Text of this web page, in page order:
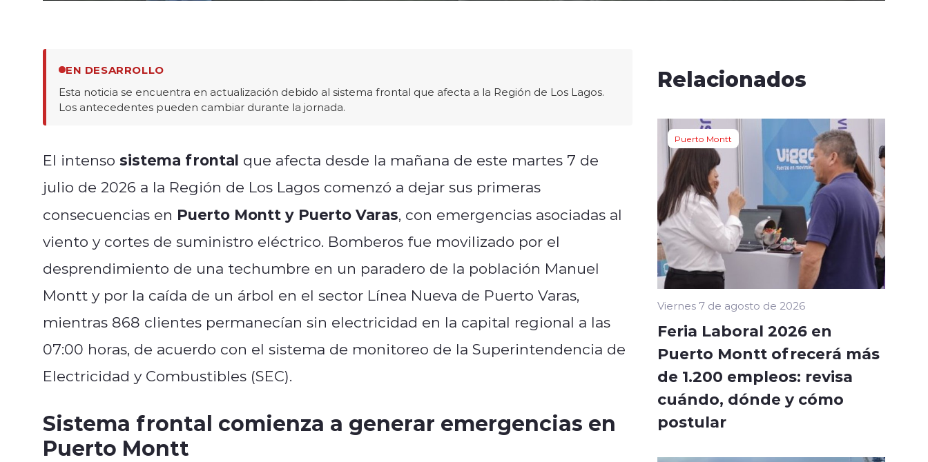
EN DESARROLLO
Esta noticia se encuentra en actualización debido al sistema frontal que afecta a la Región de Los Lagos.
Los antecedentes pueden cambiar durante la jornada.
El intenso sistema frontal que afecta desde la mañana de este martes 7 de
julio de 2026 a la Región de Los Lagos comenzó a dejar sus primeras
consecuencias en Puerto Montt y Puerto Varas, con emergencias asociadas al
viento y cortes de suministro eléctrico. Bomberos fue movilizado por el
desprendimiento de una techumbre en un paradero de la población Manuel
Montt y por la caída de un árbol en el sector Línea Nueva de Puerto Varas,
mientras 868 clientes permanecían sin electricidad en la capital regional a las
07:00 horas, de acuerdo con el sistema de monitoreo de la Superintendencia de
Electricidad y Combustibles (SEC).
Sistema frontal comienza a generar emergencias en
Puerto Montt
Relacionados
Puerto Montt
Viernes 7 de agosto de 2026
Feria Laboral 2026 en
Puerto Montt ofrecerá más
de 1.200 empleos: revisa
cuándo, dónde y cómo
postular